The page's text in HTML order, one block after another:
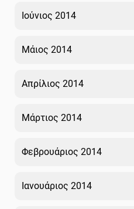
Ιούνιος 2014
Μάιος 2014
Απρίλιος 2014
Μάρτιος 2014
Φεβρουάριος 2014
Ιανουάριος 2014